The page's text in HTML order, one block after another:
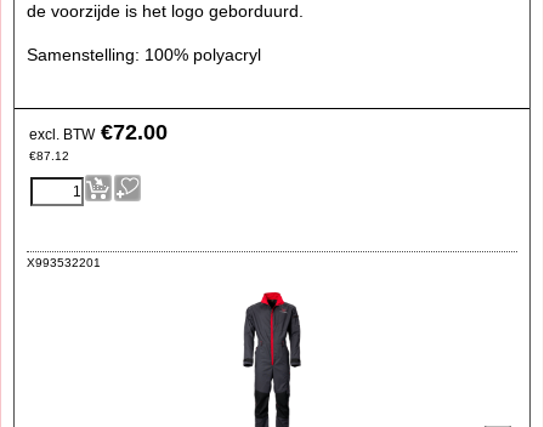
de voorzijde is het logo geborduurd.
Samenstelling: 100% polyacryl
excl. BTW €72.00
€87.12
X993532201